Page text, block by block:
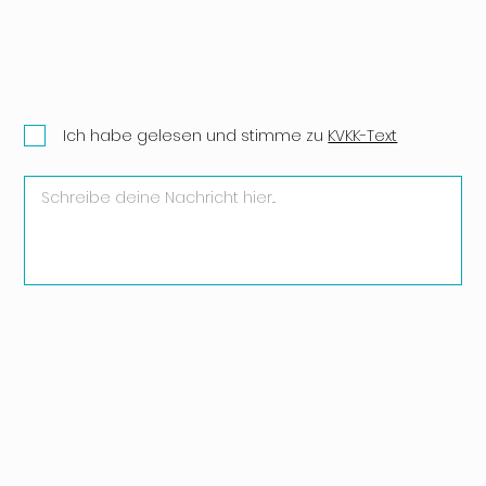
Ich habe gelesen und stimme zu KVKK-Text